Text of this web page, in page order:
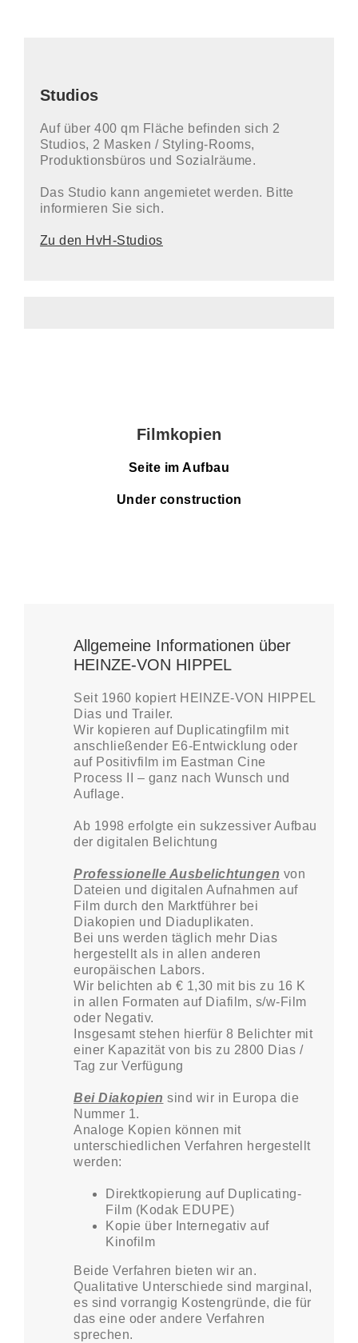
Studios
Auf über 400 qm Fläche befinden sich 2
Studios, 2 Masken / Styling-Rooms,
Produktionsbüros und Sozialräume.
Das Studio kann angemietet werden. Bitte
informieren Sie sich.
Zu den HvH-Studios
Filmkopien
Seite im Aufbau
Under construction
Allgemeine Informationen über
HEINZE-VON HIPPEL
Seit 1960 kopiert HEINZE-VON HIPPEL
Dias und Trailer.
Wir kopieren auf Duplicatingfilm mit
anschließender E6-Entwicklung oder
auf Positivfilm im Eastman Cine
Process II – ganz nach Wunsch und
Auflage.
Ab 1998 erfolgte ein sukzessiver Aufbau
der digitalen Belichtung
Professionelle Ausbelichtungen von
Dateien und digitalen Aufnahmen auf
Film durch den Marktführer bei
Diakopien und Diaduplikaten.
Bei uns werden täglich mehr Dias
hergestellt als in allen anderen
europäischen Labors.
Wir belichten ab € 1,30 mit bis zu 16 K
in allen Formaten auf Diafilm, s/w-Film
oder Negativ.
Insgesamt stehen hierfür 8 Belichter mit
einer Kapazität von bis zu 2800 Dias /
Tag zur Verfügung
Bei Diakopien sind wir in Europa die
Nummer 1.
Analoge Kopien können mit
unterschiedlichen Verfahren hergestellt
werden:
Direktkopierung auf Duplicating-
Film (Kodak EDUPE)
Kopie über Internegativ auf
Kinofilm
Beide Verfahren bieten wir an.
Qualitative Unterschiede sind marginal,
es sind vorrangig Kostengründe, die für
das eine oder andere Verfahren
sprechen.